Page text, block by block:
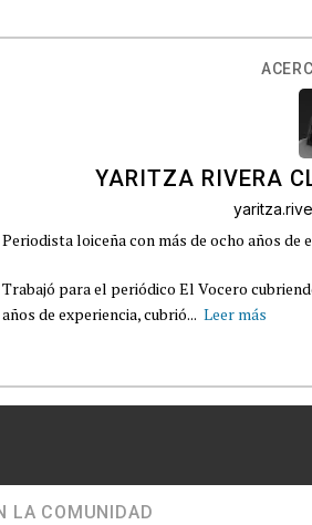
YARITZA RIVERA
Periodista loiceña con más de ocho años de
Trabajó para el periódico El Vocero
años de experiencia, cubrió... Leer más
LA COMUNIDAD